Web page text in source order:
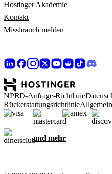
Hostinger Akademie
Kontakt
Missbrauch melden
NPRD-Anfrage-Richtlinie
Rückerstattungsrichtlinie
und mehr